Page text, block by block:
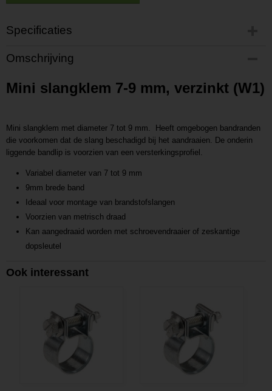
Specificaties
Productcode
2017922141615
P2017922141615
Omschrijving
Mini slangklem 7-9 mm, verzinkt (W1)
Mini slangklem met diameter 7 tot 9 mm. Heeft omgebogen bandranden
die voorkomen dat de slang beschadigd bij het aandraaien. De onderin
liggende bandlip is voorzien van een versterkingsprofiel.
Variabel diameter van 7 tot 9 mm
9mm brede band
Ideaal voor montage van brandstofslangen
Voorzien van metrisch draad
Kan aangedraaid worden met schroevendraaier of zeskantige
dopsleutel
Ook interessant